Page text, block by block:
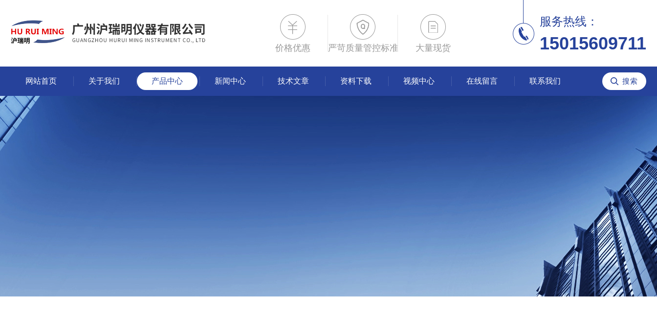
价格优惠 严苛质量管控标准 大量现货
服务热线：
15015609711
网站首页 关于我们 产品中心 新闻中心 技术文章 资料下载 视频中心 在线留言 联系我们